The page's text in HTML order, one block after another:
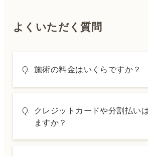
よくいただく質問
Q. 施術の料金はいくらですか？
は料金表ページをご確認いただく
セリングでご案内いたします。
Q. クレジットカードや分割払い
ますか？